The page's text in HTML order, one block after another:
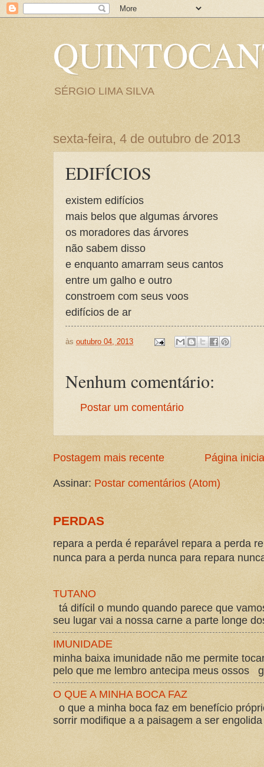
SÉRGIO LIMA SILVA
sexta-feira, 4 de outubro de 2013
EDIFÍCIOS
existem edifícios
mais belos que algumas árvores
os moradores das árvores
não sabem disso
e enquanto amarram seus cantos
entre um galho e outro
constroem com seus voos
edifícios de ar
às outubro 04, 2013
Nenhum comentário:
Postar um comentário
Postagem mais recente Página
Assinar: Postar comentários (Atom)
PERDAS
repara a perda é reparável repara a perda
nunca para a perda nunca para repara
TUTANO
tá difícil o mundo quando parece que
seu lugar vai a nossa carne a parte longe
IMUNIDADE
minha baixa imunidade não me permite
pelo que me lembro antecipa meus ossos
O QUE A MINHA BOCA FAZ
o que a minha boca faz em benefício
sorrir modifique a a paisagem a ser